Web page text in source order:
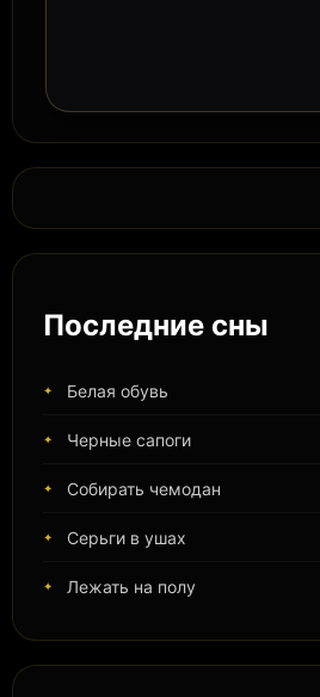
Последние сны
Белая обувь
Черные сапоги
Собирать чемодан
Серьги в ушах
Лежать на полу